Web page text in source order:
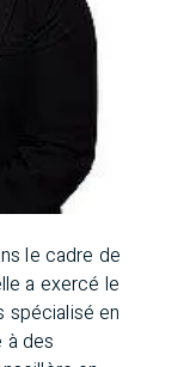
le cadre de
a exercé le
spécialisé en
à des